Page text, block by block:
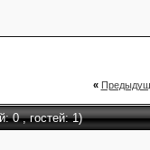
«
0 , гостей: 1)